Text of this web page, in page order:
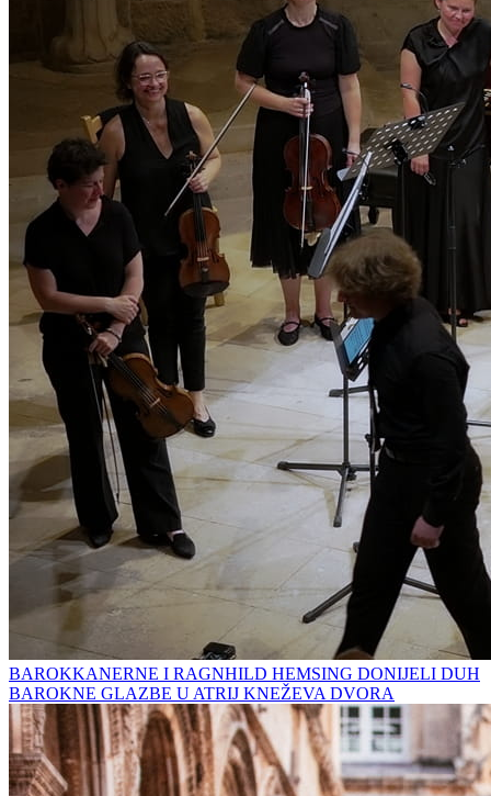
BAROKKANERNE I RAGNHILD HEMSING DONIJELI DUH
BAROKNE GLAZBE U ATRIJ KNEŽEVA DVORA